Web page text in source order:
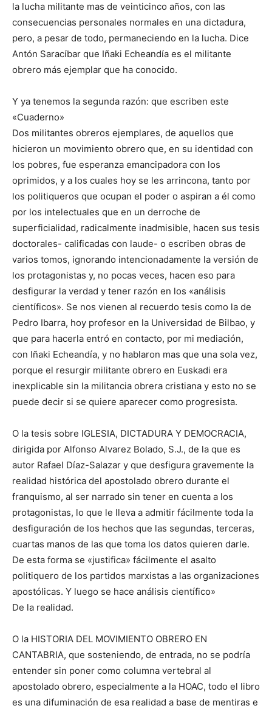
la lucha militante mas de veinticinco años, con las
consecuencias personales normales en una dictadura,
pero, a pesar de todo, permaneciendo en la lucha. Dice
Antón Saracíbar que Iñaki Echeandía es el militante
obrero más ejemplar que ha conocido.
Y ya tenemos la segunda razón: que escriben este
«Cuaderno»
Dos militantes obreros ejemplares, de aquellos que
hicieron un movimiento obrero que, en su identidad con
los pobres, fue esperanza emancipadora con los
oprimidos, y a los cuales hoy se les arrincona, tanto por
los politiqueros que ocupan el poder o aspiran a él como
por los intelectuales que en un derroche de
superficialidad, radicalmente inadmisible, hacen sus tesis
doctorales- calificadas con laude- o escriben obras de
varios tomos, ignorando intencionadamente la versión de
los protagonistas y, no pocas veces, hacen eso para
desfigurar la verdad y tener razón en los «análisis
científicos». Se nos vienen al recuerdo tesis como la de
Pedro Ibarra, hoy profesor en la Universidad de Bilbao, y
que para hacerla entró en contacto, por mi mediación,
con Iñaki Echeandía, y no hablaron mas que una sola vez,
porque el resurgir militante obrero en Euskadi era
inexplicable sin la militancia obrera cristiana y esto no se
puede decir si se quiere aparecer como progresista.
O la tesis sobre IGLESIA, DICTADURA Y DEMOCRACIA,
dirigida por Alfonso Alvarez Bolado, S.J., de la que es
autor Rafael Díaz-Salazar y que desfigura gravemente la
realidad histórica del apostolado obrero durante el
franquismo, al ser narrado sin tener en cuenta a los
protagonistas, lo que le lleva a admitir fácilmente toda la
desfiguración de los hechos que las segundas, terceras,
cuartas manos de las que toma los datos quieren darle.
De esta forma se «justifica» fácilmente el asalto
politiquero de los partidos marxistas a las organizaciones
apostólicas. Y luego se hace análisis científico»
De la realidad.
O la HISTORIA DEL MOVIMIENTO OBRERO EN
CANTABRIA, que sosteniendo, de entrada, no se podría
entender sin poner como columna vertebral al
apostolado obrero, especialmente a la HOAC, todo el libro
es una difuminación de esa realidad a base de mentiras e